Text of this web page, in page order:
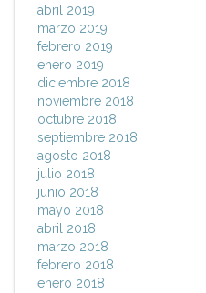
abril 2019
marzo 2019
febrero 2019
enero 2019
diciembre 2018
noviembre 2018
octubre 2018
septiembre 2018
agosto 2018
julio 2018
junio 2018
mayo 2018
abril 2018
marzo 2018
febrero 2018
enero 2018